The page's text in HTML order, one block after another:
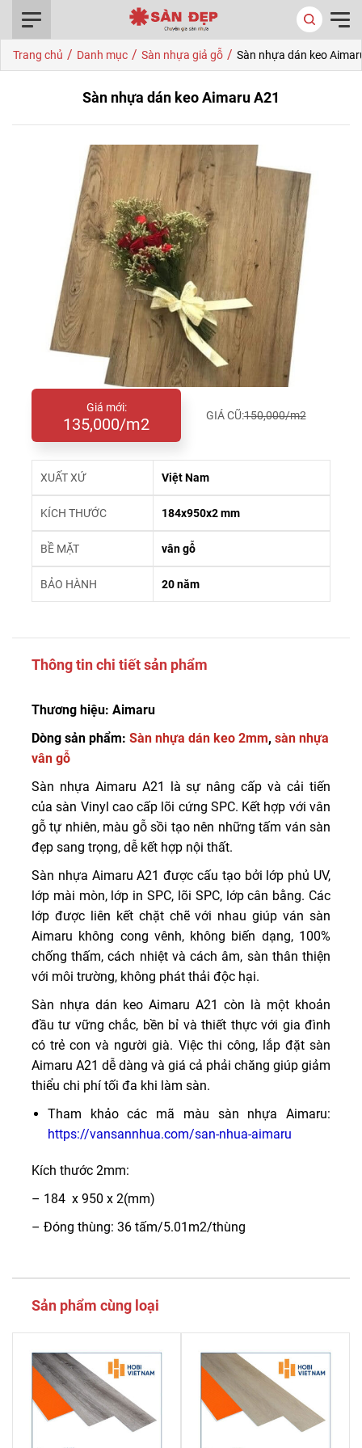
Trang chủ / Danh mục / Sàn nhựa giả gỗ / Sàn nhựa dán keo
Sàn nhựa dán keo Aimaru A21
Giá mới:
135,000/m2 GIÁ CŨ:150,000/m2
XUẤT XỨ Việt Nam
KÍCH THƯỚC 184x950x2 mm
BỀ MẶT vân gỗ
BẢO HÀNH 20 năm
Thông tin chi tiết sản phẩm
Thương hiệu: Aimaru
Dòng sản phẩm: Sàn nhựa dán keo 2mm, sàn nhựa
vân gỗ
Sàn nhựa Aimaru A21 là sự nâng cấp và cải tiến
của sàn Vinyl cao cấp lõi cứng SPC. Kết hợp với vân
gỗ tự nhiên, màu gỗ sồi tạo nên những tấm ván sàn
đẹp sang trọng, dễ kết hợp nội thất.
Sàn nhựa Aimaru A21 được cấu tạo bởi lớp phủ UV,
lớp mài mòn, lớp in SPC, lõi SPC, lớp cân bằng. Các
lớp được liên kết chặt chẽ với nhau giúp ván sàn
Aimaru không cong vênh, không biến dạng, 100%
chống thấm, cách nhiệt và cách âm, sàn thân thiện
với môi trường, không phát thải độc hại.
Sàn nhựa dán keo Aimaru A21 còn là một khoản
đầu tư vững chắc, bền bỉ và thiết thực với gia đình
có trẻ con và người già. Việc thi công, lắp đặt sàn
Aimaru A21 dễ dàng và giá cả phải chăng giúp giảm
thiểu chi phí tối đa khi làm sàn.
Tham khảo các mã màu sàn nhựa Aimaru:
https://vansannhua.com/san-nhua-aimaru
Kích thước 2mm:
– 184 x 950 x 2(mm)
– Đóng thùng: 36 tấm/5.01m2/thùng
Sản phẩm cùng loại